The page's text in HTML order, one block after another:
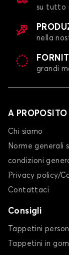
su tutto
nella
grandi
A PROPOSITO
Chi siamo
Norme generali
condizioni
Privacy policy/
Contattaci
Consigli
Tappetini
Tappetini in